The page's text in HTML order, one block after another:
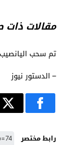
مقالات ذات
تم سحب
– الدستور نيوز
رابط مختصر